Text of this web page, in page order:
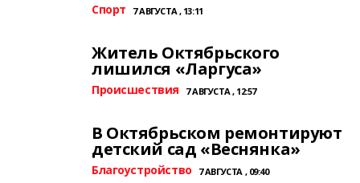
Спорт 7 АВГУСТА , 13:11
Житель Октябрьского
лишился «Ларгуса»
Происшествия 7 АВГУСТА , 12:57
В Октябрьском ремонтируют
детский сад «Веснянка»
Благоустройство 7 АВГУСТА , 09:40